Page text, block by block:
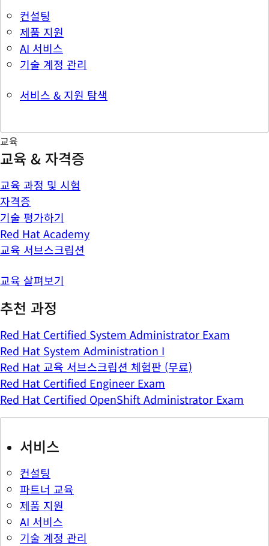
컨설팅
제품 지원
AI 서비스
기술 계정 관리
서비스 & 지원 탐색
교육
교육 & 자격증
교육 과정 및 시험
자격증
기술 평가하기
Red Hat Academy
교육 서브스크립션
교육 살펴보기
추천 과정
Red Hat Certified System Administrator Exam
Red Hat System Administration I
Red Hat 교육 서브스크립션 체험판 (무료)
Red Hat Certified Engineer Exam
Red Hat Certified OpenShift Administrator Exam
서비스
컨설팅
파트너 교육
제품 지원
AI 서비스
기술 계정 관리